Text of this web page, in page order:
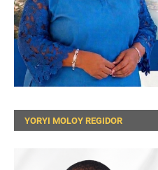
YORYI MOLOY REGIDOR